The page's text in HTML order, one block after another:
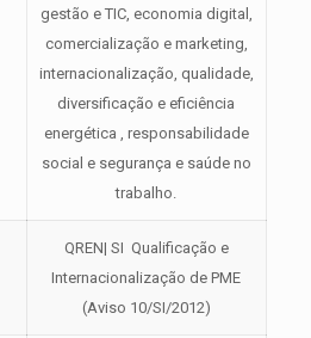
gestão e TIC, economia digital,
comercialização e marketing,
internacionalização, qualidade,
diversificação e eficiência
energética , responsabilidade
social e segurança e saúde no
trabalho.
QREN| SI Qualificação e
Internacionalização de PME
(Aviso 10/SI/2012)